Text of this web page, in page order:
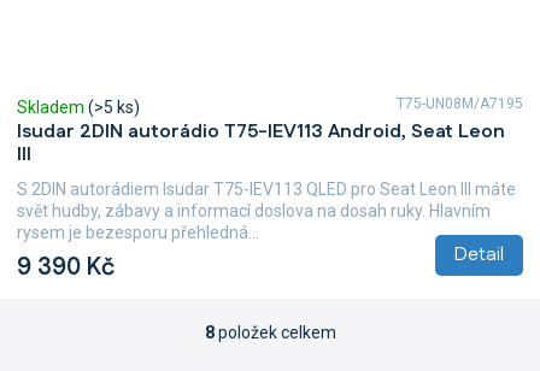
Isudar 2DIN autorádio T75-IEV113 Android, Seat Leon
III
Skladem (>5 ks)
9 390 Kč Detail
S 2DIN autorádiem Isudar T75-IEV113 QLED pro Seat Leon III máte
svět hudby, zábavy a informací doslova na dosah ruky. Hlavním
rysem je bezesporu přehledná...
T75-UN08M/A7195
O
8položek celkem